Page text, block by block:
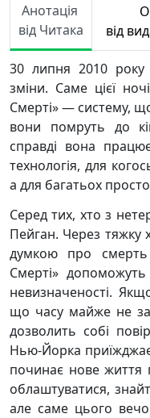
Анотація
від Читака
від
30 липня 2010 року
зміни. Саме цієї
Смерті» — систему,
вони помруть до
справді вона
технологія, для
а для багатьох
Серед тих, хто з
Пейган. Через тяжку
думкою про смерть
Смерті»
невизначеності.
що часу майже не
дозволить собі
Нью-Йорка
починає нове життя
облаштуватися,
але саме цього